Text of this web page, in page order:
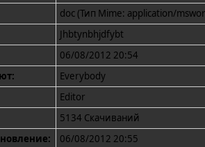
doc (Тип Mime: application/
Jhbtynbhjdfybt
06/08/2012 20:54
Everybody
Editor
5134 Скачиваний
06/08/2012 20:55